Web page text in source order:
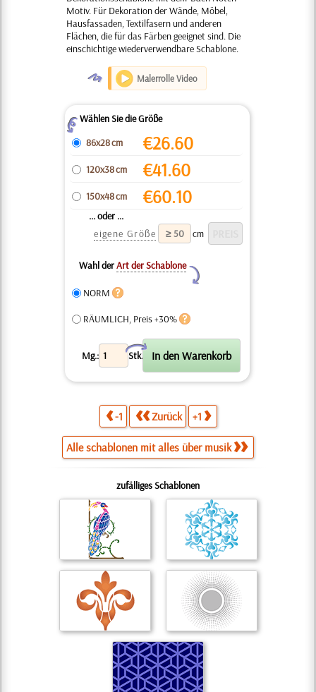
Motiv. Für Dekoration der Wände, Möbel,
Hausfassaden, Textilfasern und anderen
Flächen, die für das Färben geeignet sind. Die
einschichtige wiederverwendbare Schablone.
O Malerrolle Video
ZWählen Sie die Größe
86x28 cm
€26.60
120x38 cm €41.60
150x48 cm €60.10
... oder ...
eigene Größe
cm
Wahl derArt der Schablone
Y
NORM
RÄUMLICH, Preis +30%
Mg.: Stk.
X
-1 Zurück +1
Alle schablonen mit alles über musik
zufälliges Schablonen